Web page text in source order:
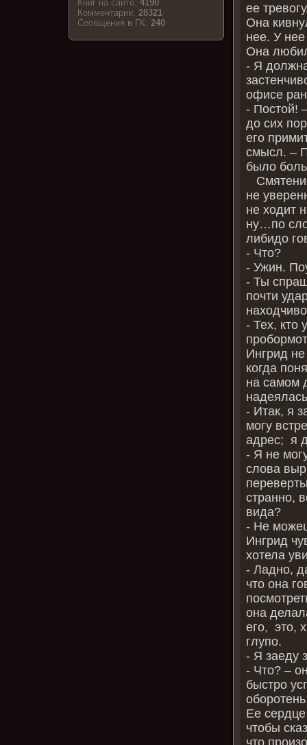
Книг на сайте:4190
Комментарии:28321
Cообщения в ГК:240
ее
Она
нее. У
Она
- Я
офисе
- Постой!
до сих
его
смысл. –
было
не
не ходит
ну…по
либидо
- Что?
- Ужин.
- Ты
почти
- Тех, кто
Ингрид
когда
на самом
- Итак, я
могу
адрес; я
- Я не
слова
странно,
вида?
- Не
Ингрид
хотела
- Ладно,
что она
она
его, это,
глупо.
- Я заеду
- Что? –
быстро
Ее
чтобы
что